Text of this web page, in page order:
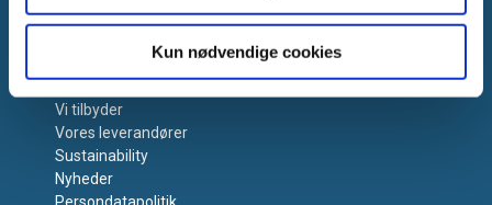
Kun nødvendige cookies
Om Vanpee
Vi tilbyder
Vores leverandører
Sustainability
Nyheder